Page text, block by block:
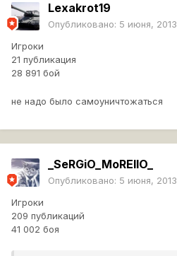
Lexakrot19
Опубликовано: 5 июня, 2013
Игроки
21 публикация
28 891 бой
не надо было самоуничтожаться
_SeRGiO_MoREllO_
Опубликовано: 5 июня, 2013
Игроки
209 публикаций
41 002 боя